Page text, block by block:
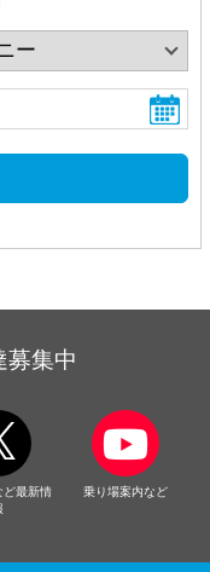
募集中
ど最新情
乗り場案内など